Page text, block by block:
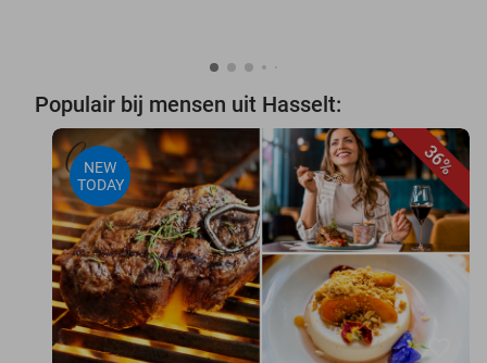
Populair bij mensen uit Hasselt:
36%
NEW
TODAY
favorite_border